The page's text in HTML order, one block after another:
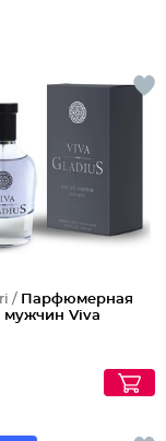
/ Парфюмерная
мужчин Viva